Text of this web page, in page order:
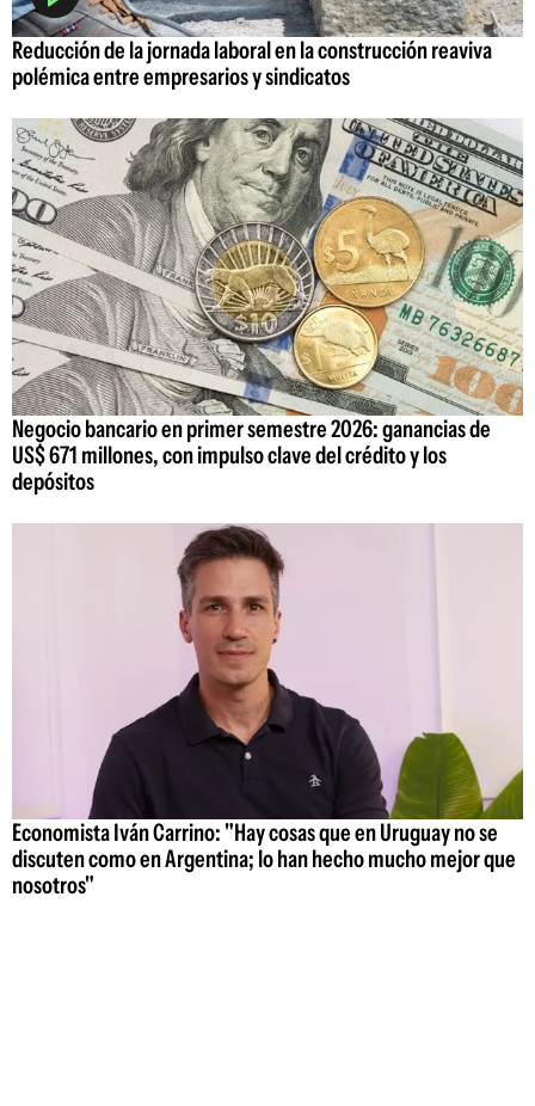
Reducción de la jornada laboral en la construcción reaviva
polémica entre empresarios y sindicatos
Negocio bancario en primer semestre 2026: ganancias de
US$ 671 millones, con impulso clave del crédito y los
depósitos
Economista Iván Carrino: "Hay cosas que en Uruguay no se
discuten como en Argentina; lo han hecho mucho mejor que
nosotros"